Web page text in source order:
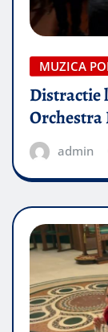
MUZICA
Distractie
Orchestra
admin